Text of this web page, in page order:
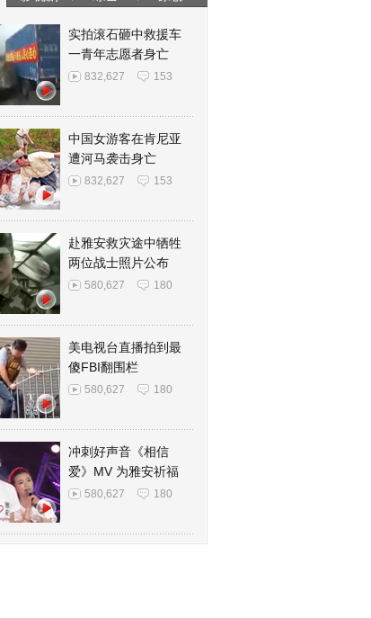
实拍滚石砸中救援车
一青年志愿者身亡
832,627 153
中国女游客在肯尼亚
遭河马袭击身亡
832,627 153
赴雅安救灾途中牺牲
两位战士照片公布
580,627 180
美电视台直播拍到最
傻FBI翻围栏
580,627 180
冲刺好声音《相信
爱》MV 为雅安祈福
580,627 180